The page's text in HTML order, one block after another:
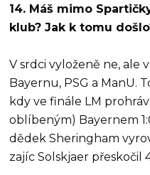
14. Máš mimo
klub? Jak k tomu
V srdci vyloženě ne, ale
Bayernu, PSG a ManU.
kdy ve finále LM
oblíbeným) Bayernem
dědek Sheringham
zajíc Solskjaer přeskočil